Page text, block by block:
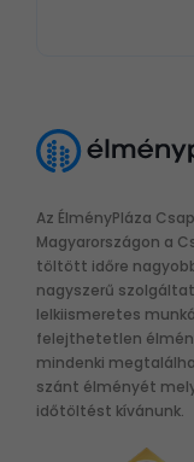
Az ÉlményPláza
Magyarországon a
töltött időre
nagyszerű
lelkiismeretes
felejthetetlen
mindenki
szánt élményét
időtöltést kívánunk.